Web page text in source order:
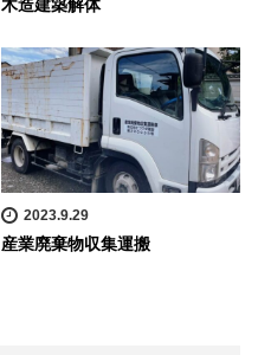
木造建築解体
2023.9.29
産業廃棄物収集運搬